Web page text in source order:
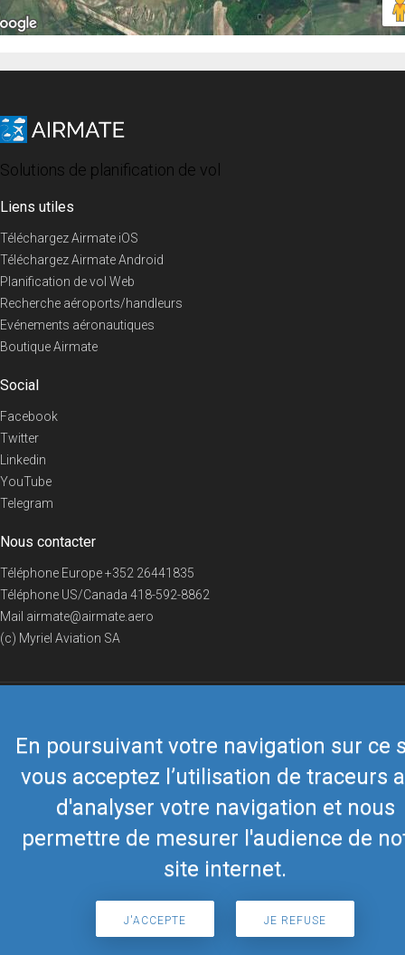
En poursuivant votre navigation sur ce
vous acceptez l’utilisation de traceurs
d'analyser votre navigation et nous
permettre de mesurer l'audience de
site internet.
J'ACCEPTE JE REFUSE
Solutions de planification de vol
Liens utiles
Téléchargez Airmate iOS
Téléchargez Airmate Android
Planification de vol Web
Recherche aéroports/handleurs
Evénements aéronautiques
Boutique Airmate
Social
Facebook
Twitter
Linkedin
YouTube
Telegram
Nous contacter
Téléphone Europe+352 26441835
Téléphone US/Canada 418-592-8862
Mail airmate@airmate.aero
(c) Myriel Aviation SA